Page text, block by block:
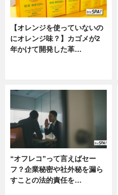
【オレンジを使っていないの
にオレンジ味？】カゴメが2
年かけて開発した革…
“オフレコ”って言えばセー
フ？企業秘密や社外秘を漏ら
すことの法的責任を…